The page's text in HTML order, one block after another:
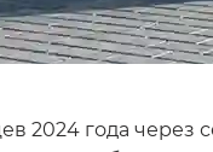
2024 года через